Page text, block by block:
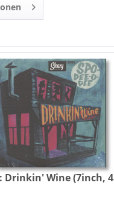
Drinkin' Wine (7inch,